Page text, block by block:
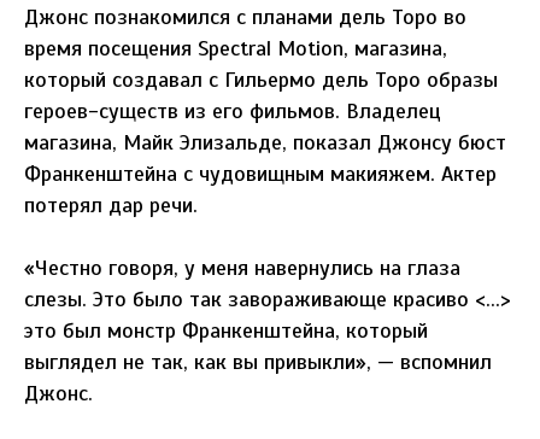
Джонс познакомился с планами дель Торо во
время посещения Spectral Motion, магазина,
который создавал с Гильермо дель Торо образы
героев-существ из его фильмов. Владелец
магазина, Майк Элизальде, показал Джонсу бюст
Франкенштейна с чудовищным макияжем. Актер
потерял дар речи.
«Честно говоря, у меня навернулись на глаза
слезы. Это было так завораживающе красиво <...>
это был монстр Франкенштейна, который
выглядел не так, как вы привыкли», — вспомнил
Джонс.